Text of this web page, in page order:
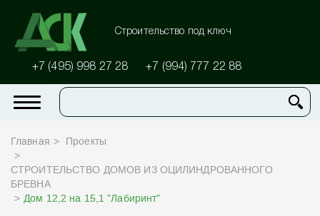
Строительство под ключ
+7 (495) 998 27 28 +7 (994) 777 22 88
Главная Проекты
СТРОИТЕЛЬСТВО ДОМОВ ИЗ ОЦИЛИНДРОВАННОГО
БРЕВНА
Дом 12,2 на 15,1 "Лабиринт"